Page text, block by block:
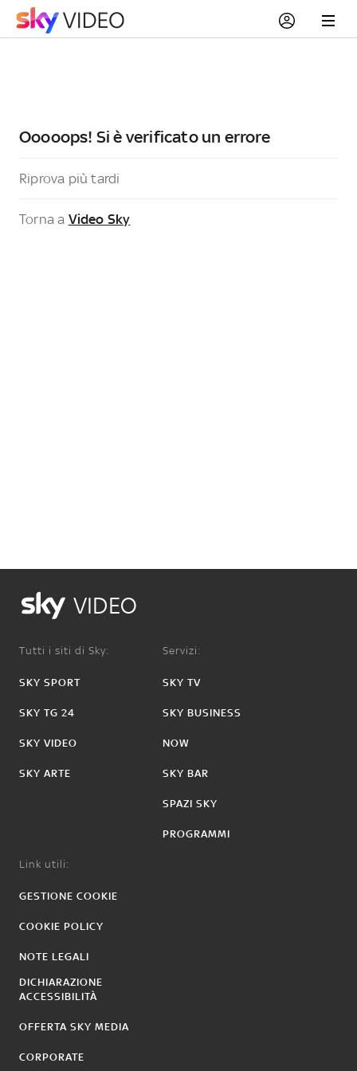
Ooooops! Si è verificato un errore
Riprova più tardi
Torna a Video Sky
VIDEO
Tutti i siti di Sky:
SKY SPORT
SKY TG 24
SKY VIDEO
SKY ARTE
Servizi:
SKY TV
SKY BUSINESS
NOW
SKY BAR
SPAZI SKY
PROGRAMMI
Link utili:
GESTIONE COOKIE
COOKIE POLICY
NOTE LEGALI
DICHIARAZIONE
ACCESSIBILITÀ
OFFERTA SKY MEDIA
CORPORATE